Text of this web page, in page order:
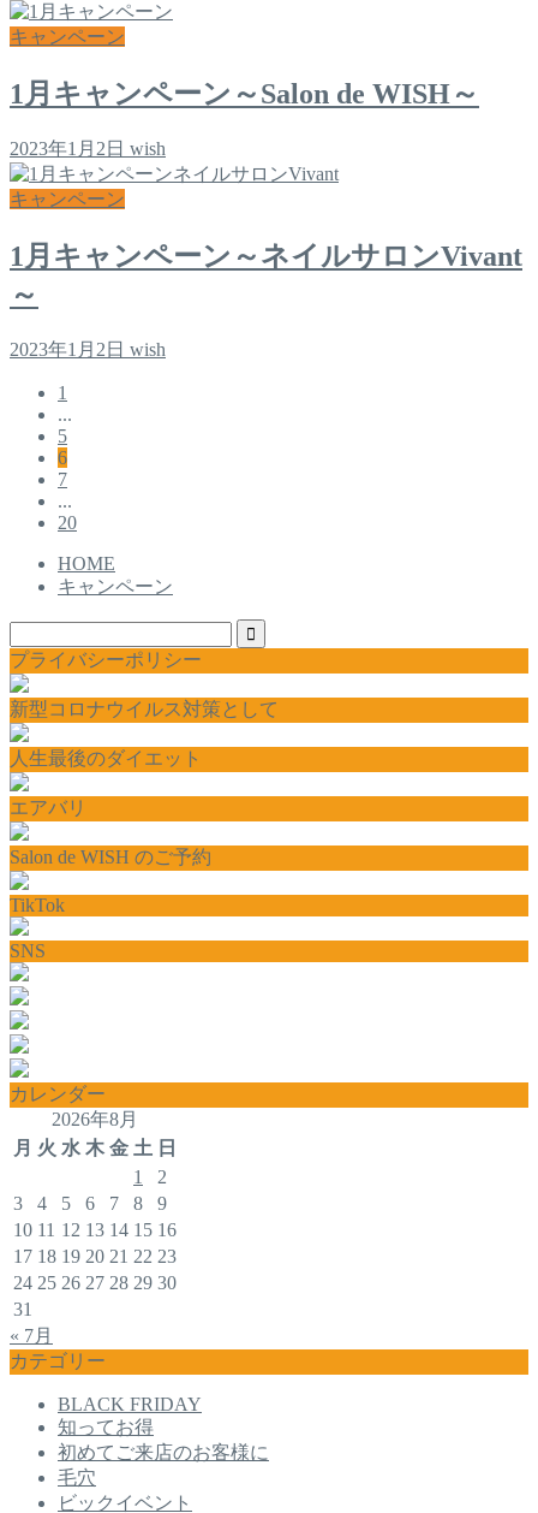
キャンペーン
1月キャンペーン～Salon de WISH～
2023年1月2日 wish
キャンペーン
1月キャンペーン～ネイルサロンVivant
～
2023年1月2日 wish
1
...
5
6
7
...
20
HOME
キャンペーン
プライバシーポリシー
新型コロナウイルス対策として
人生最後のダイエット
エアバリ
Salon de WISH のご予約
TikTok
SNS
カレンダー
2026年8月
月 火 水 木 金 土 日
1
2
3
4 5 6 7 8
9
10 11 12 13 14 15 16
17 18 19 20 21 22 23
24 25 26 27 28 29 30
31
« 7月
カテゴリー
BLACK FRIDAY
知ってお得
初めてご来店のお客様に
毛穴
ビックイベント